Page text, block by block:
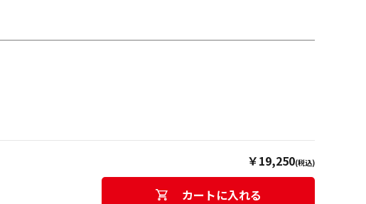
￥19,250(税込)
カートに入れる